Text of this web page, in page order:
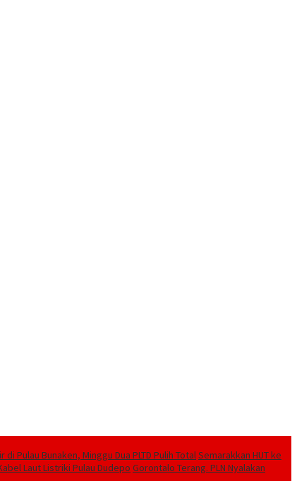
Pulau Bunaken, Minggu Dua PLTD Pulih TotalSemarakkan HUT ke
Laut Listriki Pulau Dudepo Gorontalo Terang. PLN Nyalakan